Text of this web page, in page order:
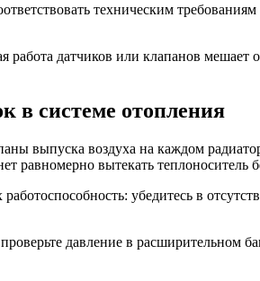
техническим
работа датчиков или клапанов
в системе отопления
выпуска воздуха на каждом
равномерно вытекать теплоноситель
убедитесь в
давление в расширительном